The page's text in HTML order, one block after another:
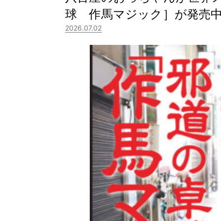
球 作馬マジック］が発売
2026.07.02